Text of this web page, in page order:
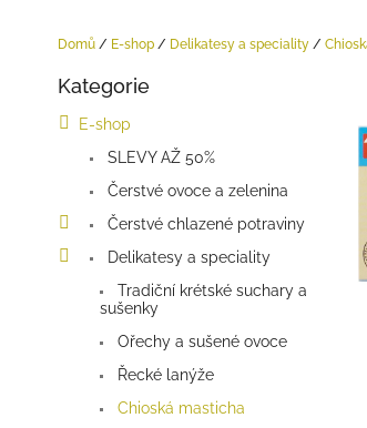
Domů / E-shop / Delikatesy a speciality /
Přeskočit
Kategorie
E-shop
SLEVY AŽ 50%
Čerstvé ovoce a zelenina
Čerstvé chlazené potraviny
Delikatesy a speciality
Tradiční krétské suchary a
sušenky
Ořechy a sušené ovoce
Řecké lanýže
Chioská masticha